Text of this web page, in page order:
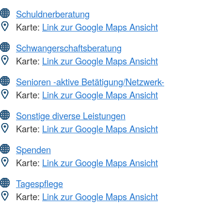
Schuldnerberatung
Karte: Link zur Google Maps Ansicht
Schwangerschaftsberatung
Karte: Link zur Google Maps Ansicht
Senioren -aktive Betätigung/Netzwerk-
Karte: Link zur Google Maps Ansicht
Sonstige diverse Leistungen
Karte: Link zur Google Maps Ansicht
Spenden
Karte: Link zur Google Maps Ansicht
Tagespflege
Karte: Link zur Google Maps Ansicht